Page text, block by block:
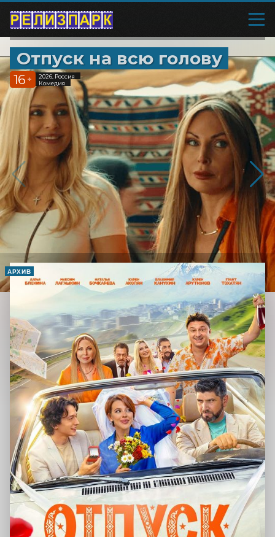
Отпуск на всю голову
16 +
2026, Россия
Комедия
АРХИВ